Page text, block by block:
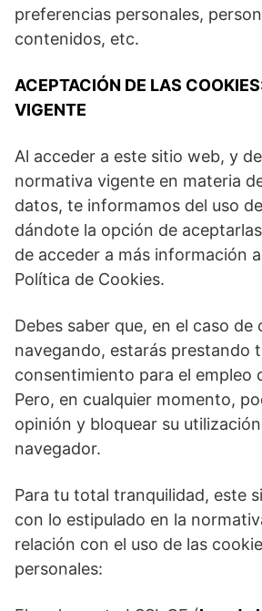
preferencias personales,
contenidos, etc.
ACEPTACIÓN DE LAS
VIGENTE
Al acceder a este sitio web, y
normativa vigente en materia
datos, te informamos del uso
dándote la opción de
de acceder a más información
Política de Cookies.
Debes saber que, en el caso de
navegando, estarás prestando
consentimiento para el empleo
Pero, en cualquier momento,
opinión y bloquear su
navegador.
Para tu total tranquilidad, este
con lo estipulado en la
relación con el uso de las
personales: